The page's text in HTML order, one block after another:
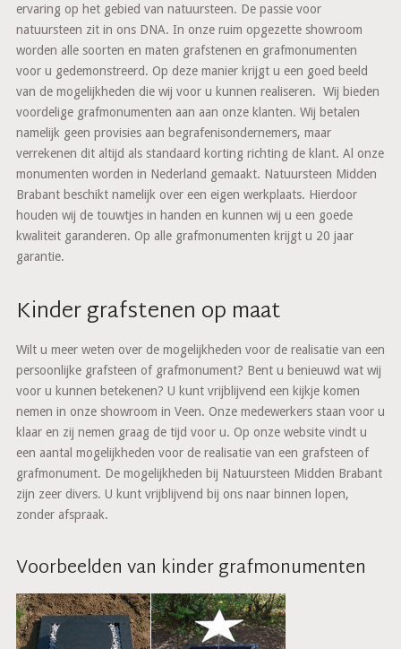
ervaring op het gebied van natuursteen. De passie voor
natuursteen zit in ons DNA. In onze ruim opgezette showroom
worden alle soorten en maten grafstenen en grafmonumenten
voor u gedemonstreerd. Op deze manier krijgt u een goed beeld
van de mogelijkheden die wij voor u kunnen realiseren. Wij bieden
voordelige grafmonumenten aan aan onze klanten. Wij betalen
namelijk geen provisies aan begrafenisondernemers, maar
verrekenen dit altijd als standaard korting richting de klant. Al onze
monumenten worden in Nederland gemaakt. Natuursteen Midden
Brabant beschikt namelijk over een eigen werkplaats. Hierdoor
houden wij de touwtjes in handen en kunnen wij u een goede
kwaliteit garanderen. Op alle grafmonumenten krijgt u 20 jaar
garantie.
Kinder grafstenen op maat
Wilt u meer weten over de mogelijkheden voor de realisatie van een
persoonlijke grafsteen of grafmonument? Bent u benieuwd wat wij
voor u kunnen betekenen? U kunt vrijblijvend een kijkje komen
nemen in onze showroom in Veen. Onze medewerkers staan voor u
klaar en zij nemen graag de tijd voor u. Op onze website vindt u
een aantal mogelijkheden voor de realisatie van een grafsteen of
grafmonument. De mogelijkheden bij Natuursteen Midden Brabant
zijn zeer divers. U kunt vrijblijvend bij ons naar binnen lopen,
zonder afspraak.
Voorbeelden van kinder grafmonumenten